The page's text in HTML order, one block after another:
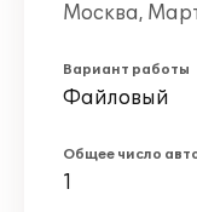
Москва,
Вариант работы
Файловый
Общее число
1